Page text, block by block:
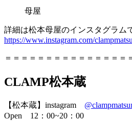
母屋
詳細は松本母屋のインスタグラ
https://www.instagram.com/
＝＝＝＝＝＝＝＝＝＝＝＝＝＝＝
CLAMP松本蔵
【松本蔵】instagram
Open 12：00~20：00